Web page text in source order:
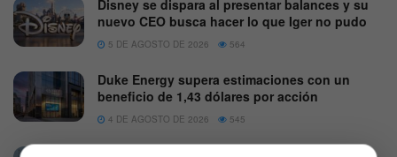
Disney se dispara al presentar balances y su
nuevo CEO busca hacer lo que Iger no pudo
5 DE AGOSTO DE 2026 564
Duke Energy supera estimaciones con un
beneficio de 1,43 dólares por acción
4 DE AGOSTO DE 2026 545